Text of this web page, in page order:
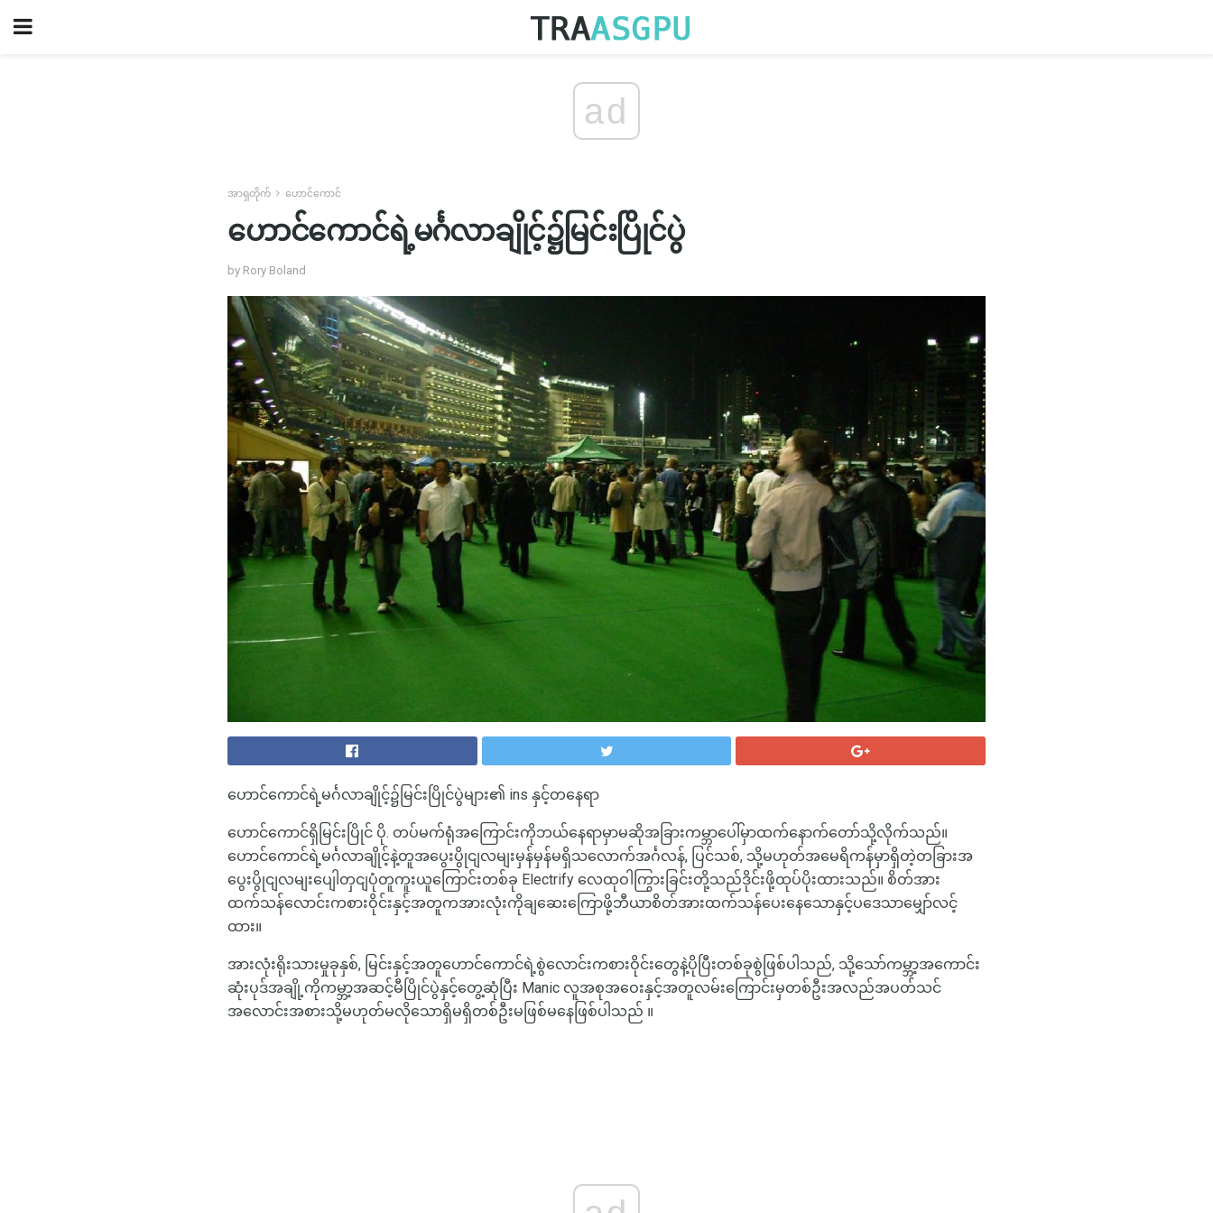
ad
အာရှတိုက် ဟောင်ကောင်
ဟောင်ကောင်ရဲ့မင်္ဂလာချိုင့်၌မြင်းပြိုင်ပွဲ
by Rory Boland
ဟောင်ကောင်ရဲ့မင်္ဂလာချိုင့်၌မြင်းပြိုင်ပွဲများ၏ ins နှင့်တနေရာ
ဟောင်ကောင်ရှိမြင်းပြိုင် ပို. တပ်မက်ရုံအကြောင်းကိုဘယ်နေရာမှာမဆိုအခြားကမ္ဘာပေါ်မှာထက်နောက်တော်သို့လိုက်သည်။
ဟောင်ကောင်ရဲ့မင်္ဂလာချိုင့်နဲ့တူအပွေးပွိုငျလမျးမှန်မှန်မရှိသလောက်အင်္ဂလန်, ပြင်သစ်, သို့မဟုတ်အမေရိကန်မှာရှိတဲ့တခြားအ
ပွေးပွိုငျလမျးပျေါတှငျပုံတူကူးယူကြောင်းတစ်ခု Electrify လေထုဝါကြွားခြင်းတို့သည်ဒိုင်းဖို့ထုပ်ပိုးထားသည်။ စိတ်အား
ထက်သန်လောင်းကစားဝိုင်းနှင့်အတူကအားလုံးကိုချဆေးကြောဖို့ဘီယာစိတ်အားထက်သန်ပေးနေသောနှင့်ပဒေသာမျှော်လင့်
ထား။
အားလုံးရိုးသားမှုခုနှစ်, မြင်းနှင့်အတူဟောင်ကောင်ရဲ့စွဲလောင်းကစားဝိုင်းတွေနဲ့ပိုပြီးတစ်ခုစွဲဖြစ်ပါသည်, သို့သော်ကမ္ဘာ့အကောင်း
ဆုံးပုဒ်အချို့ကိုကမ္ဘာ့အဆင့်မီပြိုင်ပွဲနှင့်တွေ့ဆုံပြီး Manic လူအစုအဝေးနှင့်အတူလမ်းကြောင်းမှတစ်ဦးအလည်အပတ်သင်
အလောင်းအစားသို့မဟုတ်မလိုသောရှိမရှိတစ်ဦးမဖြစ်မနေဖြစ်ပါသည် ။